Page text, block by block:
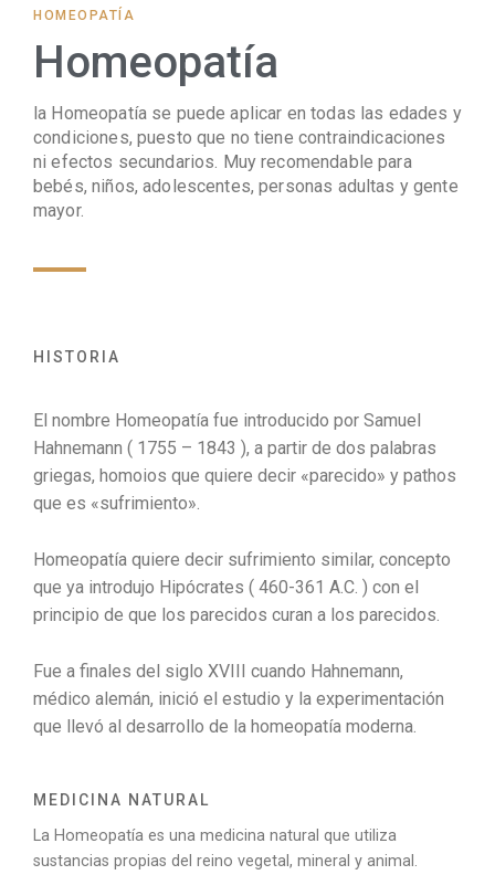
HOMEOPATÍA
Homeopatía
la Homeopatía se puede aplicar en todas las edades y
condiciones, puesto que no tiene contraindicaciones
ni efectos secundarios. Muy recomendable para
bebés, niños, adolescentes, personas adultas y gente
mayor.
HISTORIA
El nombre Homeopatía fue introducido por Samuel
Hahnemann ( 1755 – 1843 ), a partir de dos palabras
griegas, homoios que quiere decir «parecido» y pathos
que es «sufrimiento».
Homeopatía quiere decir sufrimiento similar, concepto
que ya introdujo Hipócrates ( 460-361 A.C. ) con el
principio de que los parecidos curan a los parecidos.
Fue a finales del siglo XVIII cuando Hahnemann,
médico alemán, inició el estudio y la experimentación
que llevó al desarrollo de la homeopatía moderna.
MEDICINA NATURAL
La Homeopatía es una medicina natural que utiliza
sustancias propias del reino vegetal, mineral y animal.